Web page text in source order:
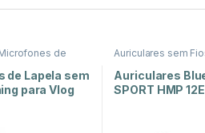
de
de Lapela sem
para Vlog
Auriculares sem
Som e Luz
Auriculares
SPORT HMP